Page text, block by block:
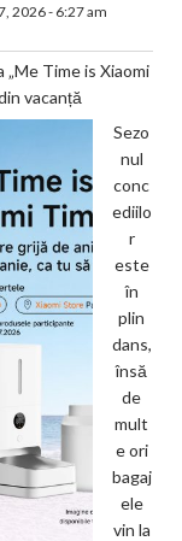
2026 - 6:27 am
Time is Xiaomi
vacanță
Sezo
nul
conc
ediilo
r
este
în
plin
dans,
însă
de
mult
e ori
bagaj
ele
vin la